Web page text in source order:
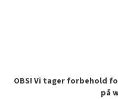
OBS! Vi tager forbehold
på